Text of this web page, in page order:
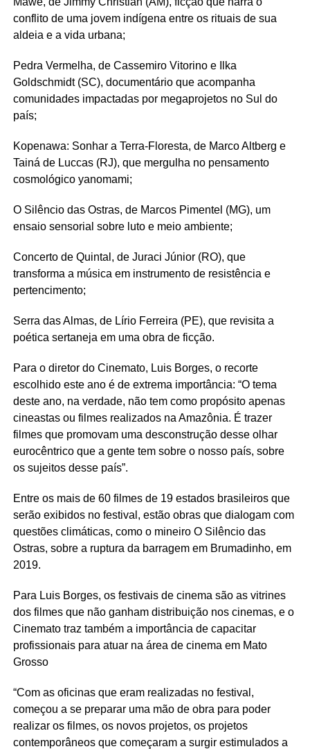
conflito de uma jovem indígena entre os rituais de sua
aldeia e a vida urbana;
Pedra Vermelha, de CassemiroVitorino e Ilka
Goldschmidt(SC), documentário que acompanha
comunidades impactadas por megaprojetos no Sul do
país;
Kopenawa: Sonhar a Terra-Floresta, de MarcoAltberg e
Tainá de Luccas(RJ), que mergulha no pensamento
cosmológico yanomami;
O Silêncio das Ostras, de Marcos Pimentel (MG), um
ensaio sensorial sobre luto e meio ambiente;
Concerto de Quintal, de Juraci Júnior (RO), que
transforma a música em instrumento de resistência e
pertencimento;
Serra das Almas, de Lírio Ferreira (PE), que revisita a
poética sertaneja em uma obra de ficção.
Para o diretor do Cinemato, LuisBorges, o recorte
escolhido este ano é de extrema importância: “O tema
deste ano, na verdade, não tem como propósito apenas
cineastas ou filmes realizados na Amazônia. É trazer
filmes que promovam uma desconstrução desse olhar
eurocêntrico que a gente tem sobre o nosso país, sobre
os sujeitos desse país”.
Entre os mais de 60 filmes de 19 estados brasileiros que
serão exibidos no festival, estão obras que dialogam com
questões climáticas, como o mineiro O Silêncio das
Ostras, sobre a ruptura da barragem em Brumadinho, em
2019.
Para LuisBorges, os festivais de cinema são as vitrines
dos filmes que não ganham distribuição nos cinemas, e o
Cinematotraz também a importância de capacitar
profissionais para atuar na área de cinema em Mato
Grosso
“Com as oficinas que eram realizadas no festival,
começou a se preparar uma mão de obra para poder
realizar os filmes, os novos projetos, os projetos
contemporâneos que começaram a surgir estimulados a